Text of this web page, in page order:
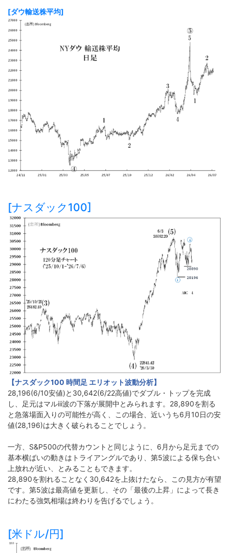
[ダウ輸送株平均]
[ナスダック100]
【ナスダック100 時間足 エリオット波動分析】
28,196(6/10安値)と30,642(6/22高値)でダブル・トップを完成
し、足元はマルiii波の下落が展開中とみられます。28,890を割る
と急落場面入りの可能性が高く、この場合、近いうち6月10日の安
値(28,196)は大きく破られることでしょう。
一方、S&P500の代替カウントと同じように、6月から足元までの
基本横ばいの動きはトライアングルであり、第5波による保ち合い
上放れが近い、とみることもできます。
28,890を割れることなく30,642を上抜けたなら、この見方が有望
です。第5波は最高値を更新し、その「最後の上昇」によって長き
にわたる強気相場は終わりを告げるでしょう。
[米ドル/円]